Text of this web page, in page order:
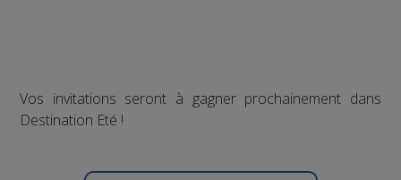
Vos invitations seront à gagner prochainement dans
Destination Eté !